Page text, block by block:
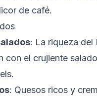
de café.
: La riqueza del
con el crujiente
: Quesos ricos y